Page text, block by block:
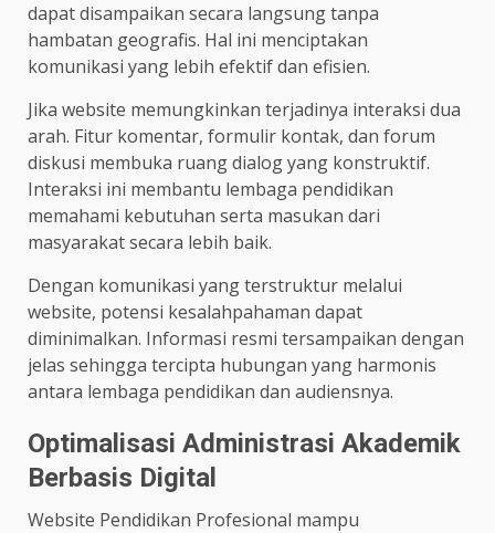
dapat disampaikan secara langsung tanpa
hambatan geografis. Hal ini menciptakan
komunikasi yang lebih efektif dan efisien.
Jika website memungkinkan terjadinya interaksi dua
arah. Fitur komentar, formulir kontak, dan forum
diskusi membuka ruang dialog yang konstruktif.
Interaksi ini membantu lembaga pendidikan
memahami kebutuhan serta masukan dari
masyarakat secara lebih baik.
Dengan komunikasi yang terstruktur melalui
website, potensi kesalahpahaman dapat
diminimalkan. Informasi resmi tersampaikan dengan
jelas sehingga tercipta hubungan yang harmonis
antara lembaga pendidikan dan audiensnya.
Optimalisasi Administrasi Akademik
Berbasis Digital
Website Pendidikan Profesional mampu